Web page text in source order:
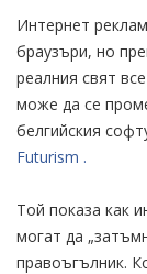
Интернет
браузъри, но
реалния свят
може да се
белгийския
Futurism .
Той показа как
могат да
правоъгълник.